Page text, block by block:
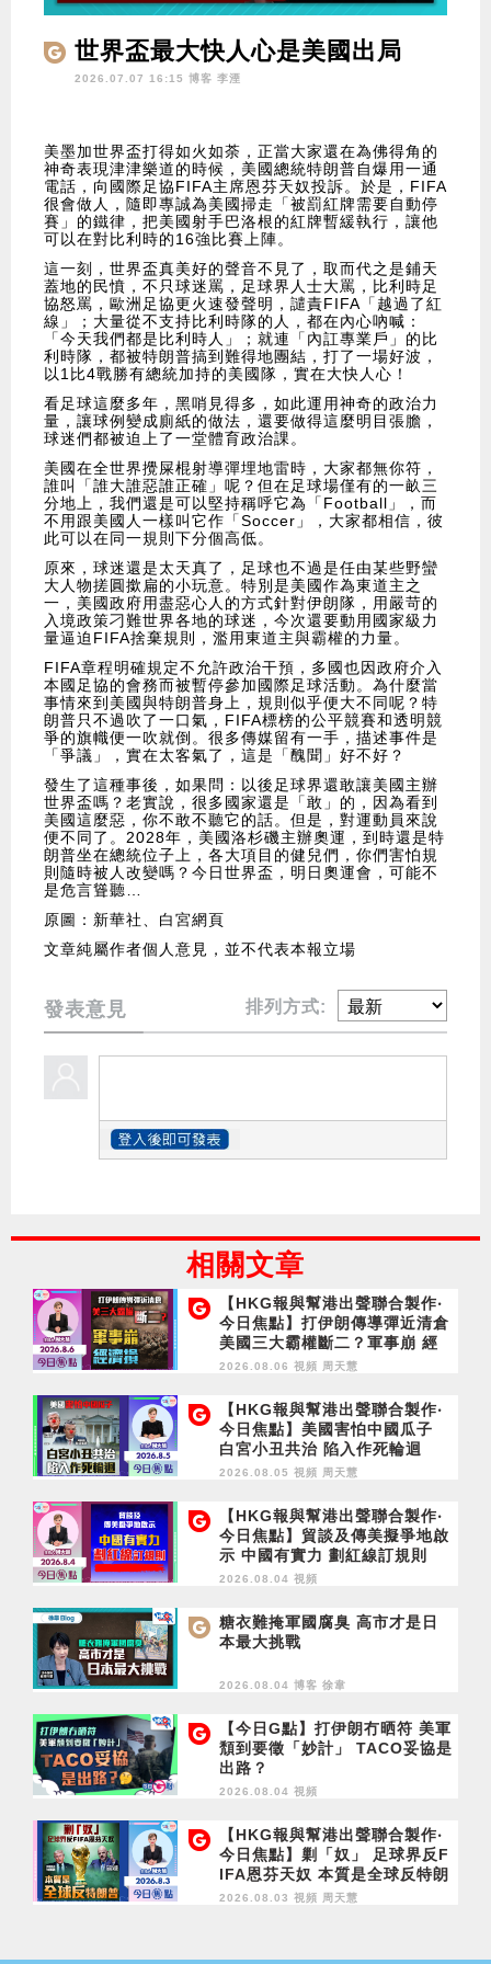
世界盃最大快人心是美國出局
2026.07.07 16:15 博客 李湮
美墨加世界盃打得如火如荼，正當大家還在為佛得角的
神奇表現津津樂道的時候，美國總統特朗普自爆用一通
電話，向國際足協FIFA主席恩芬天奴投訴。於是，FIFA
很會做人，隨即專誠為美國掃走「被罰紅牌需要自動停
賽」的鐵律，把美國射手巴洛根的紅牌暫緩執行，讓他
可以在對比利時的16強比賽上陣。
這一刻，世界盃真美好的聲音不見了，取而代之是鋪天
蓋地的民憤，不只球迷罵，足球界人士大罵，比利時足
協怒罵，歐洲足協更火速發聲明，譴責FIFA「越過了紅
線」；大量從不支持比利時隊的人，都在內心吶喊：
「今天我們都是比利時人」；就連「內訌專業戶」的比
利時隊，都被特朗普搞到難得地團結，打了一場好波，
以1比4戰勝有總統加持的美國隊，實在大快人心！
看足球這麼多年，黑哨見得多，如此運用神奇的政治力
量，讓球例變成廁紙的做法，還要做得這麼明目張膽，
球迷們都被迫上了一堂體育政治課。
美國在全世界攪屎棍射導彈埋地雷時，大家都無你符，
誰叫「誰大誰惡誰正確」呢？但在足球場僅有的一畝三
分地上，我們還是可以堅持稱呼它為「Football」，而
不用跟美國人一樣叫它作「Soccer」，大家都相信，彼
此可以在同一規則下分個高低。
原來，球迷還是太天真了，足球也不過是任由某些野蠻
大人物搓圓撳扁的小玩意。特別是美國作為東道主之
一，美國政府用盡惡心人的方式針對伊朗隊，用嚴苛的
入境政策刁難世界各地的球迷，今次還要動用國家級力
量逼迫FIFA捨棄規則，濫用東道主與霸權的力量。
FIFA章程明確規定不允許政治干預，多國也因政府介入
本國足協的會務而被暫停參加國際足球活動。為什麼當
事情來到美國與特朗普身上，規則似乎便大不同呢？特
朗普只不過吹了一口氣，FIFA標榜的公平競賽和透明競
爭的旗幟便一吹就倒。很多傳媒留有一手，描述事件是
「爭議」，實在太客氣了，這是「醜聞」好不好？
發生了這種事後，如果問：以後足球界還敢讓美國主辦
世界盃嗎？老實說，很多國家還是「敢」的，因為看到
美國這麼惡，你不敢不聽它的話。但是，對運動員來說
便不同了。2028年，美國洛杉磯主辦奧運，到時還是特
朗普坐在總統位子上，各大項目的健兒們，你們害怕規
則隨時被人改變嗎？今日世界盃，明日奧運會，可能不
是危言聳聽…
原圖：新華社、白宮網頁
文章純屬作者個人意見，並不代表本報立場
發表意見 排列方式:
相關文章
【HKG報與幫港出聲聯合製作‧
今日焦點】打伊朗傳導彈近清倉
美國三大霸權斷二？軍事崩 經
濟損
2026.08.06 視頻 周天慧
【HKG報與幫港出聲聯合製作‧
今日焦點】美國害怕中國瓜子
白宮小丑共治 陷入作死輪迴
2026.08.05 視頻 周天慧
【HKG報與幫港出聲聯合製作‧
今日焦點】貿談及傳美擬爭地啟
示 中國有實力 劃紅線訂規則
2026.08.04 視頻
糖衣難掩軍國腐臭 高市才是日
本最大挑戰
2026.08.04 博客 徐韋
【今日G點】打伊朗冇晒符 美軍
頹到要徵「妙計」 TACO妥協是
出路？
2026.08.04 視頻
【HKG報與幫港出聲聯合製作‧
今日焦點】剿「奴」 足球界反F
IFA恩芬天奴 本質是全球反特朗
普
2026.08.03 視頻 周天慧